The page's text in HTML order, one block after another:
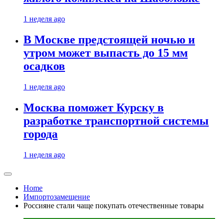
1 неделя ago
В Москве предстоящей ночью и
утром может выпасть до 15 мм
осадков
1 неделя ago
Москва поможет Курску в
разработке транспортной системы
города
1 неделя ago
Home
Импортозамещение
Россияне стали чаще покупать отечественные товары